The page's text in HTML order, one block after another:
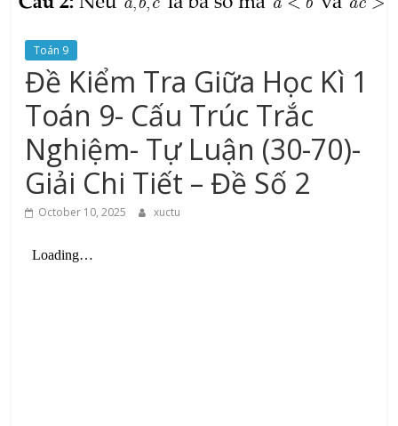
Toán 9
Đề Kiểm Tra Giữa Học Kì 1
Toán 9- Cấu Trúc Trắc
Nghiệm- Tự Luận (30-70)-
Giải Chi Tiết – Đề Số 2
October 10, 2025 xuctu